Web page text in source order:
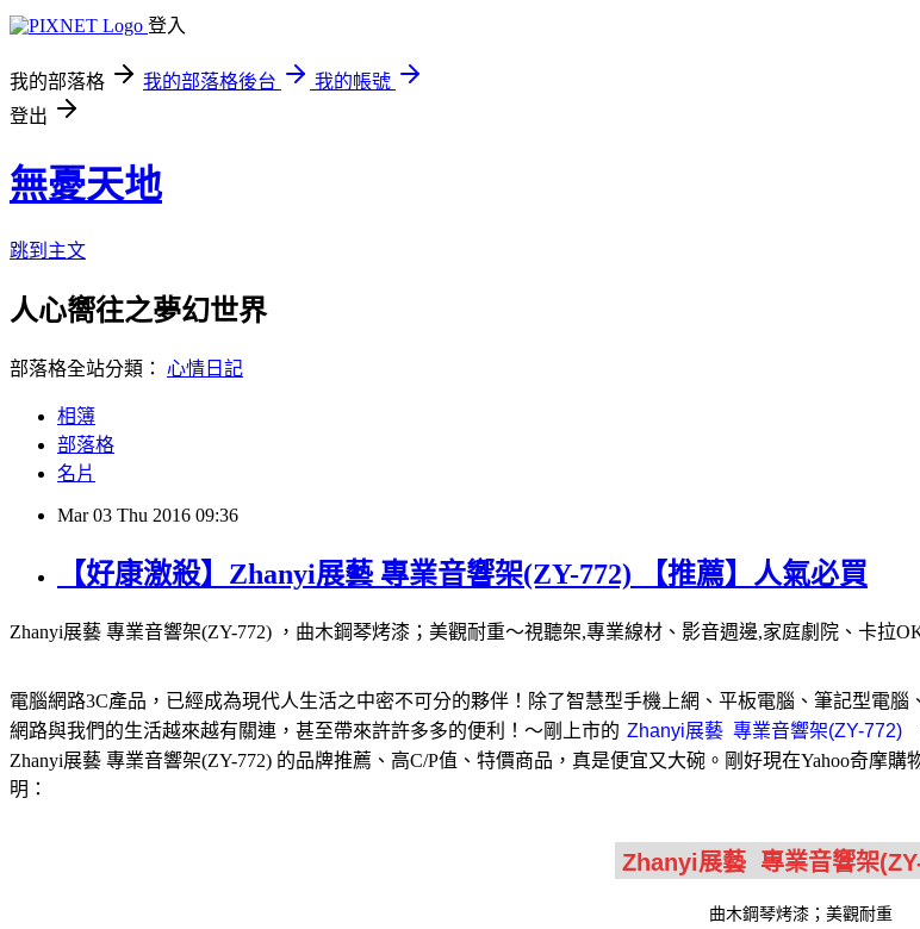
登入
我的部落格 我的部落格後台
我的帳號
登出
無憂天地
跳到主文
人心嚮往之夢幻世界
部落格全站分類： 心情日記
相簿
部落格
名片
Mar 03 Thu 2016 09:36
【好康激殺】Zhanyi展藝 專業音響架(ZY-772) 【推薦】人氣必買
Zhanyi展藝 專業音響架(ZY-772) ，曲木鋼琴烤漆；美觀耐重～視聽架,專業線材、影音週邊,家庭劇院、卡拉
電腦網路3C產品，已經成為現代人生活之中密不可分的夥伴！除了智慧型手機上網、平板電腦、筆記型電
網路與我們的生活越來越有關連，甚至帶來許許多多的便利！～剛上市的
Zhanyi展藝 專業音響架(ZY-772) 的品牌推薦、高C/P值、特價商品，真是便宜又大碗。剛好現在Yahoo奇摩
明：
曲木鋼琴烤漆；美觀耐重